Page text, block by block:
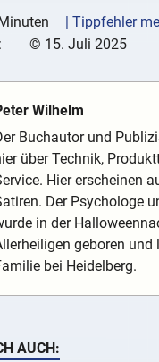
| Tippfehler
© 15. Juli 2025
Wilhelm
Buchautor und
über Technik,
Hier erscheinen
Der Psychologe
in der
geboren und
bei Heidelberg.
AUCH: